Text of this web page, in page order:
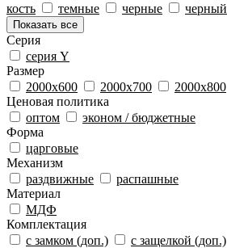
кость
темные черные черный
Показать все
Серия
серия Y
Размeр
2000х600
2000х700 2000х800
Ценовая политика
оптом
эконом / бюджетные
Форма
царговые
Механизм
раздвижные
распашные
Материал
МДФ
Комплектация
с замком (доп.)
с защелкой (доп.)